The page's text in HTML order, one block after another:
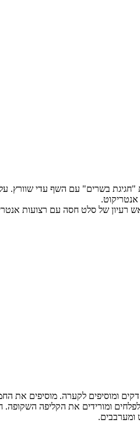
בשרים" עם השף עדי שוורץ.
של סלט חסה עם רצועות
ומוסיפים לקערה. מוסיפים את
ומורידים את הקליפה השקופה.
ומערבבים.